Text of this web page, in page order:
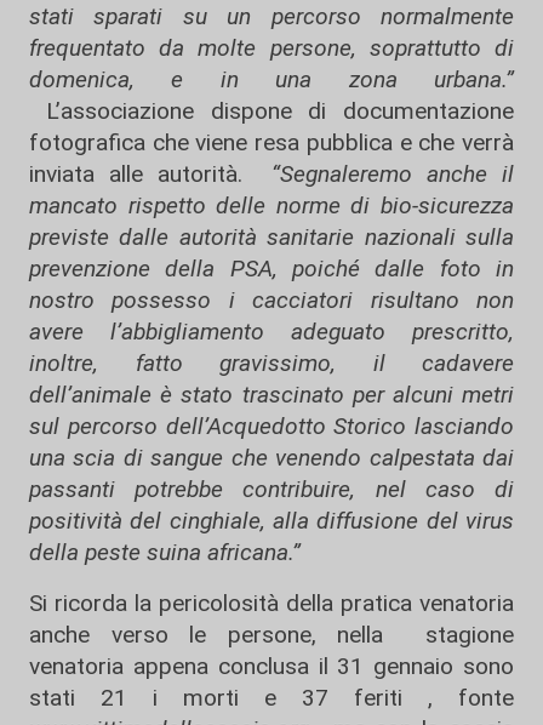
stati sparati su un percorso normalmente
frequentato da molte persone, soprattutto di
domenica, e in una zona urbana.”
L’associazione dispone di documentazione
fotografica che viene resa pubblica e che verrà
inviata alle autorità. “Segnaleremo anche il
mancato rispetto delle norme di bio-sicurezza
previste dalle autorità sanitarie nazionali sulla
prevenzione della PSA, poiché dalle foto in
nostro possesso i cacciatori risultano non
avere l’abbigliamento adeguato prescritto,
inoltre, fatto gravissimo, il cadavere
dell’animale è stato trascinato per alcuni metri
sul percorso dell’Acquedotto Storico lasciando
una scia di sangue che venendo calpestata dai
passanti potrebbe contribuire, nel caso di
positività del cinghiale, alla diffusione del virus
della peste suina africana.”
Si ricorda la pericolosità della pratica venatoria
anche verso le persone, nella stagione
venatoria appena conclusa il 31 gennaio sono
stati 21 i morti e 37 feriti , fonte